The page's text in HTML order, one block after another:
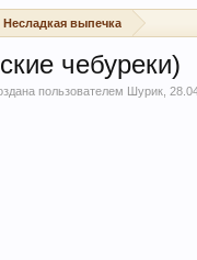
Несладкая выпечка
чебуреки)
пользователем Шурик ,